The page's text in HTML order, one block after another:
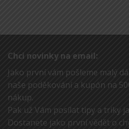
Chci novinky na email:
Jako první vám pošleme malý
naše poděkování a kupón na
nákup.
Pak už Vám posílat tipy a triky
Dostanete jako první vědět o